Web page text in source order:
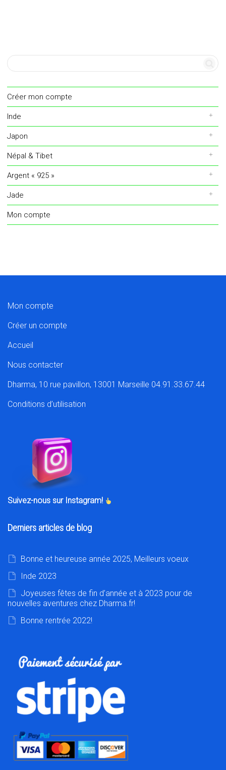
Créer mon compte
Inde
Japon
Népal & Tibet
Argent « 925 »
Jade
Mon compte
Mon compte
Créer un compte
Accueil
Nous contacter
Dharma, 10 rue pavillon, 13001 Marseille 04.91.33.67.44
Conditions d’utilisation
Suivez-nous sur Instagram!
Derniers articles de blog
Bonne et heureuse année 2025, Meilleurs voeux
Inde 2023
Joyeuses fêtes de fin d’année et à 2023 pour de
nouvelles aventures chez Dharma.fr!
Bonne rentrée 2022!